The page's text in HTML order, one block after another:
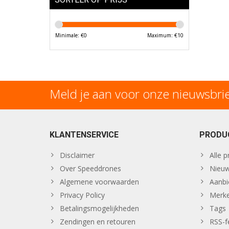
Minimale: €0 Maximum: €10
Meld je aan voor onze
KLANTENSERVICE
Disclaimer
Over Speeddrones
Algemene voorwaarden
Privacy Policy
Betalingsmogelijkheden
Zendingen en retouren
Alle
Tags
RSS-